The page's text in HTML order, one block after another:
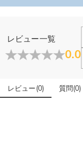
レビュー一覧
0.0
レビュー(0) 質問(0)